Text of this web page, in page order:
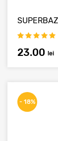
23.00 lei
- 18%